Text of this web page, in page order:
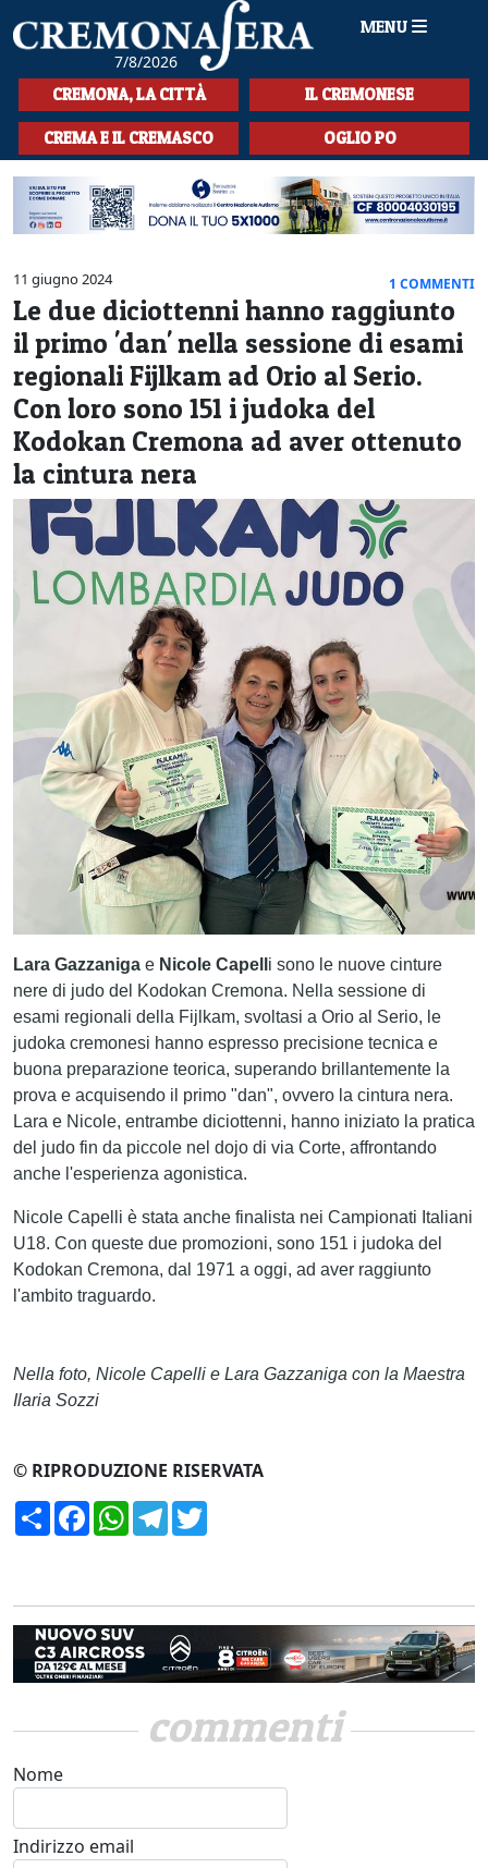
7/8/2026
MENU
HOME
CRONACA
SPORT
LA MUSICA
CULTURA
LA STORIA
SPETTACOLI
L'EDITORIALE
SEZIONI
CERCA
CREMONA, LA CITTÀ IL CREMONESE
CREMA E IL CREMASCO OGLIO PO
11 giugno 2024 1 COMMENTI
Le due diciottenni hanno raggiunto
il primo 'dan' nella sessione di esami
regionali Fijlkam ad Orio al Serio.
Con loro sono 151 i judoka del
Kodokan Cremona ad aver ottenuto
la cintura nera
Lara Gazzaniga e Nicole Capell i sono le nuove cinture
nere di judo del Kodokan Cremona. Nella sessione di
esami regionali della Fijlkam, svoltasi a Orio al Serio, le
judoka cremonesi hanno espresso precisione tecnica e
buona preparazione teorica, superando brillantemente la
prova e acquisendo il primo "dan", ovvero la cintura nera.
Lara e Nicole, entrambe diciottenni, hanno iniziato la pratica
del judo fin da piccole nel dojo di via Corte, affrontando
anche l'esperienza agonistica.
Nicole Capelli è stata anche finalista nei Campionati Italiani
U18. Con queste due promozioni, sono 151 i judoka del
Kodokan Cremona, dal 1971 a oggi, ad aver raggiunto
l'ambito traguardo.
Nella foto, Nicole Capelli e Lara Gazzaniga con la Maestra
Ilaria Sozzi
© RIPRODUZIONE RISERVATA
CondividiFacebookWhatsApp
Telegram
commenti
Nome
Indirizzo email